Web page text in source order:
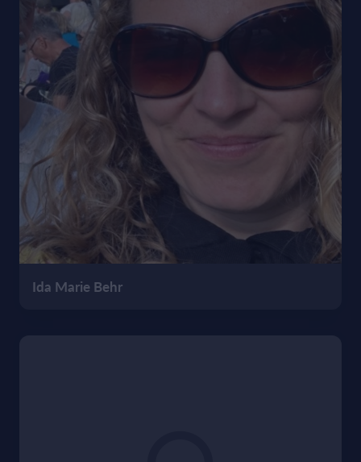
Ida Marie Behr